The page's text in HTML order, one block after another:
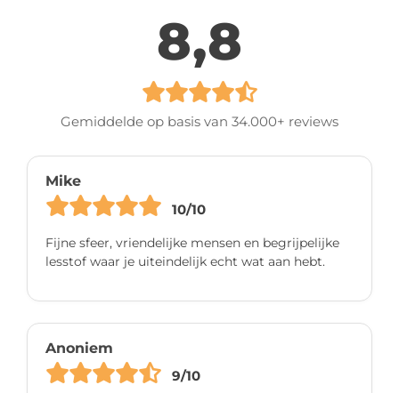
8,8
Gemiddelde op basis van 34.000+ reviews
Mike
10/10
Fijne sfeer, vriendelijke mensen en begrijpelijke
lesstof waar je uiteindelijk echt wat aan hebt.
Anoniem
9/10